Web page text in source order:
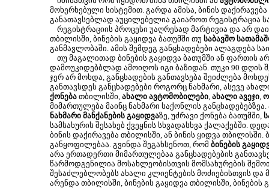
მოხერხებული სისტემით. გარდა ამისა, ბინის
განათავსებლად აუცილებელია გაიაროთ რეგისტრაცია
რეგისტრაციის პროცესი უაღრესად მარტივია და არ
თბილისში, ბინების გაყიდვა ბათუმში თუ საბავშო
განმავლობაში. ამის შემდეგ განცხადებები ალაგდება
თუ მაგალითად ბინების გაყიდვა ბათუმში ან ფართის
დამოუკიდებბლად ამოიღოს იგი ბაზიდან. თუკი 90 დღის
ჯერ არ მოხდა, განცხადების განთავსება შეიძლება
განთავსდეს განცხადებები როგორც ნახმარი, ასევე
ქონება თბილისში, ახალი ავტომობილები, ახალი ავეჯი,
მიმართულება მაინც ნახმარი საქონლის
ნახმარი მანქანების გაყიდვაზე, უძრავი ქონება ბათუმში,
სამსახურის შესახებ ქვეყნის სხვადასხვა ქალაქებში.
ბინის დაქირავება თბილისში, ან ბინის ყიდვა
განყოფილებაა. გვინდა შეგახსენოთ, რომ ბინების
არა ერთადერთი მიმართულებაა განცხადებების
წარმოდგენილია მოსახლეობისთვის მომსახურების
შესაძლებლობებს ახალი კლიენტების მოძიებისთვის და
არენდა თბილისში, ბინების გაყიდვა თბილისში, ბინების